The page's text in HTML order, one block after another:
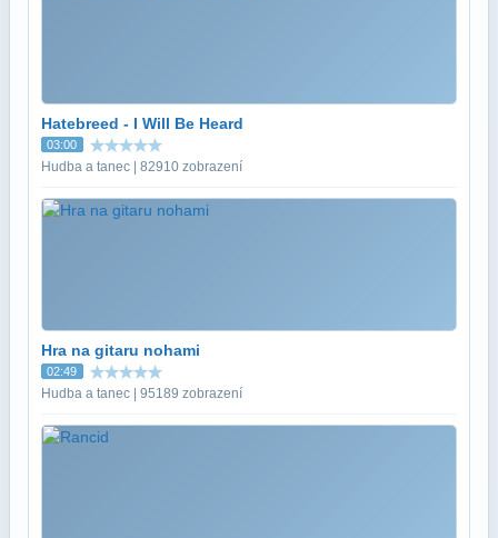
Hatebreed - I Will Be Heard
03:00
Hudba a tanec | 82910 zobrazení
Hra na gitaru nohami
02:49
Hudba a tanec | 95189 zobrazení